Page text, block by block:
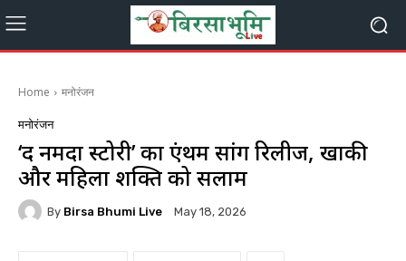
Home मनोरंजन
मनोरंजन
‘द नर्मदा स्टोरी’ का एंथम सांग रिलीज, खाकी
और महिला शक्ति को सलाम
By Birsa Bhumi Live May 18, 2026